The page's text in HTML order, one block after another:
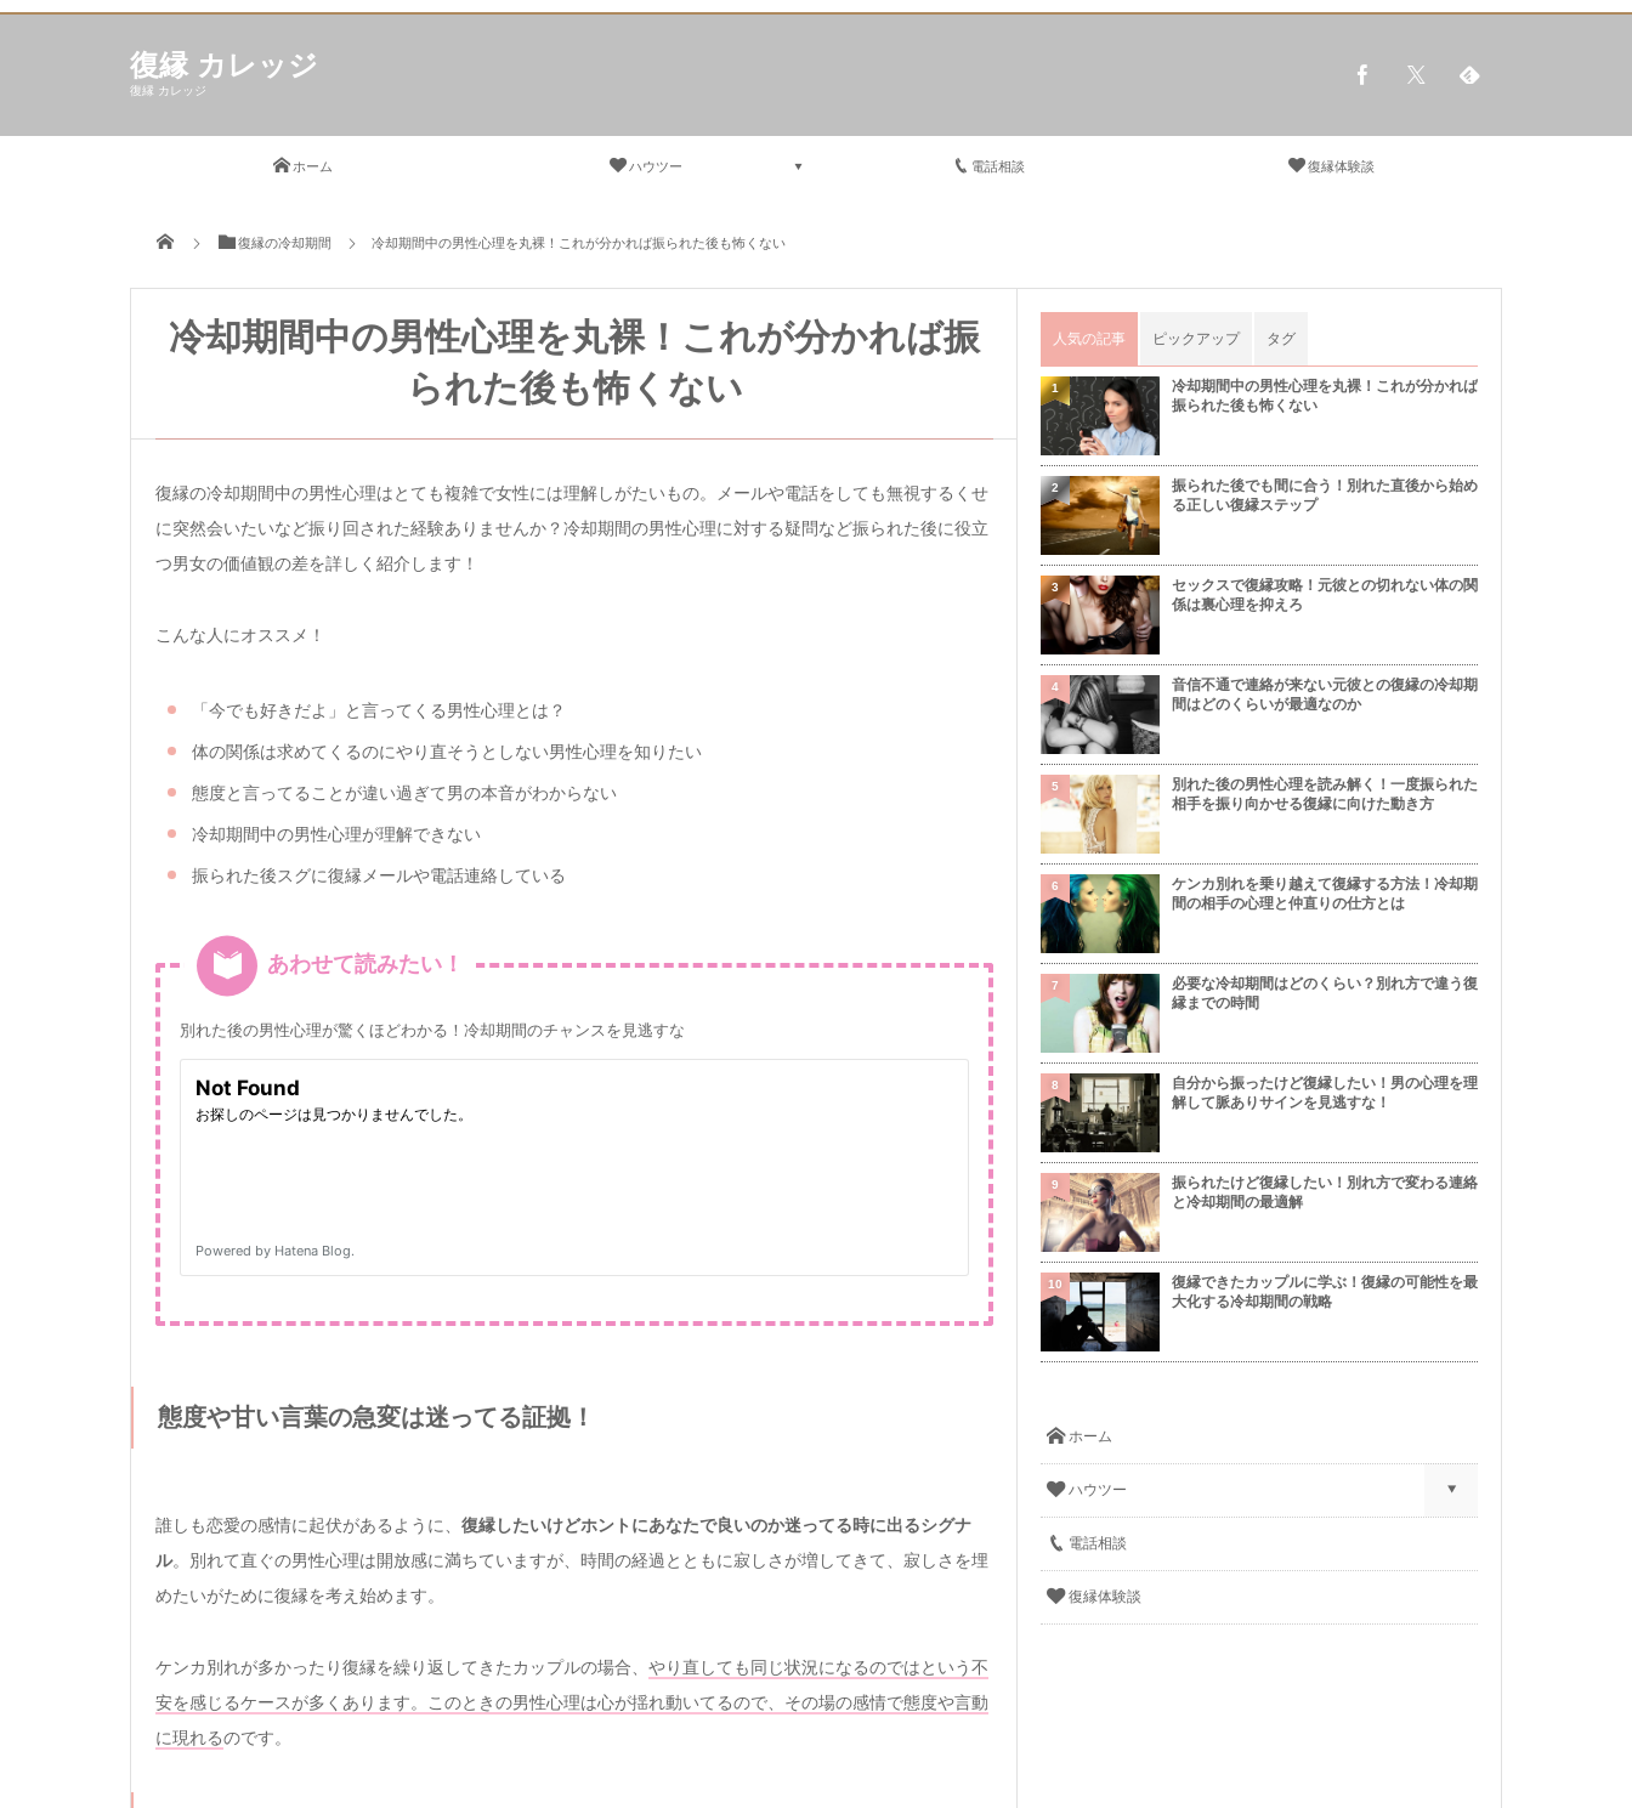
復縁 カレッジ
復縁 カレッジ
ホーム ハウツー 電話相談 復縁体験談
復縁の冷却期間 冷却期間中の男性心理を丸裸！これが分かれば振られた後も怖くない
冷却期間中の男性心理を丸裸！これが分かれば振
られた後も怖くない
復縁の冷却期間中の男性心理はとても複雑で女性には理解しがたいもの。メールや電話をしても無視するくせ
に突然会いたいなど振り回された経験ありませんか？冷却期間の男性心理に対する疑問など振られた後に役立
つ男女の価値観の差を詳しく紹介します！
こんな人にオススメ！
「今でも好きだよ」と言ってくる男性心理とは？
体の関係は求めてくるのにやり直そうとしない男性心理を知りたい
態度と言ってることが違い過ぎて男の本音がわからない
冷却期間中の男性心理が理解できない
振られた後スグに復縁メールや電話連絡している
あわせて読みたい！
別れた後の男性心理が驚くほどわかる！冷却期間のチャンスを見逃すな
態度や甘い言葉の急変は迷ってる証拠！
誰しも恋愛の感情に起伏があるように、 復縁したいけどホントにあなたで良いのか迷ってる時に出るシグナ
ル。別れて直ぐの男性心理は開放感に満ちていますが、時間の経過とともに寂しさが増してきて、寂しさを埋
めたいがために復縁を考え始めます。
ケンカ別れが多かったり復縁を繰り返してきたカップルの場合、 やり直しても同じ状況になるのではという不
安を感じるケースが多くあります。このときの男性心理は心が揺れ動いてるので、その場の感情で態度や言動
に現れるのです。
人気の記事 ピックアップ タグ
冷却期間中の男性心理を丸裸！これが分かれば
振られた後も怖くない
1
振られた後でも間に合う！別れた直後から始め
る正しい復縁ステップ
2
セックスで復縁攻略！元彼との切れない体の関
係は裏心理を抑えろ
3
音信不通で連絡が来ない元彼との復縁の冷却期
間はどのくらいが最適なのか
4
別れた後の男性心理を読み解く！一度振られた
相手を振り向かせる復縁に向けた動き方
5
ケンカ別れを乗り越えて復縁する方法！冷却期
間の相手の心理と仲直りの仕方とは
6
必要な冷却期間はどのくらい？別れ方で違う復
縁までの時間
7
自分から振ったけど復縁したい！男の心理を理
解して脈ありサインを見逃すな！
8
振られたけど復縁したい！別れ方で変わる連絡
と冷却期間の最適解
9
復縁できたカップルに学ぶ！復縁の可能性を最
大化する冷却期間の戦略
10
ホーム
ハウツー
電話相談
復縁体験談